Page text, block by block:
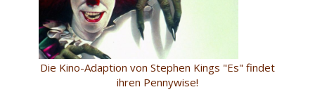
Die Kino-Adaption von Stephen Kings "Es" findet
ihren Pennywise!